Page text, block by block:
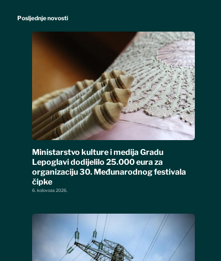
Posljednje novosti
Ministarstvo kulture i medija Gradu
Lepoglavi dodijelilo 25.000 eura za
organizaciju 30. Međunarodnog festivala
čipke
6. kolovoza 2026.